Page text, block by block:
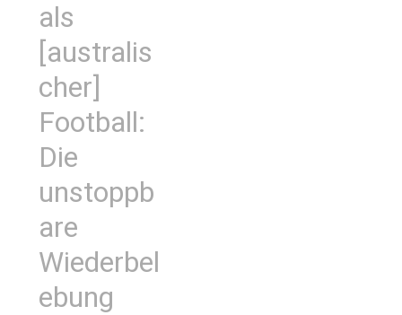
als
[australis
cher]
Football:
Die
unstoppb
are
Wiederbel
ebung